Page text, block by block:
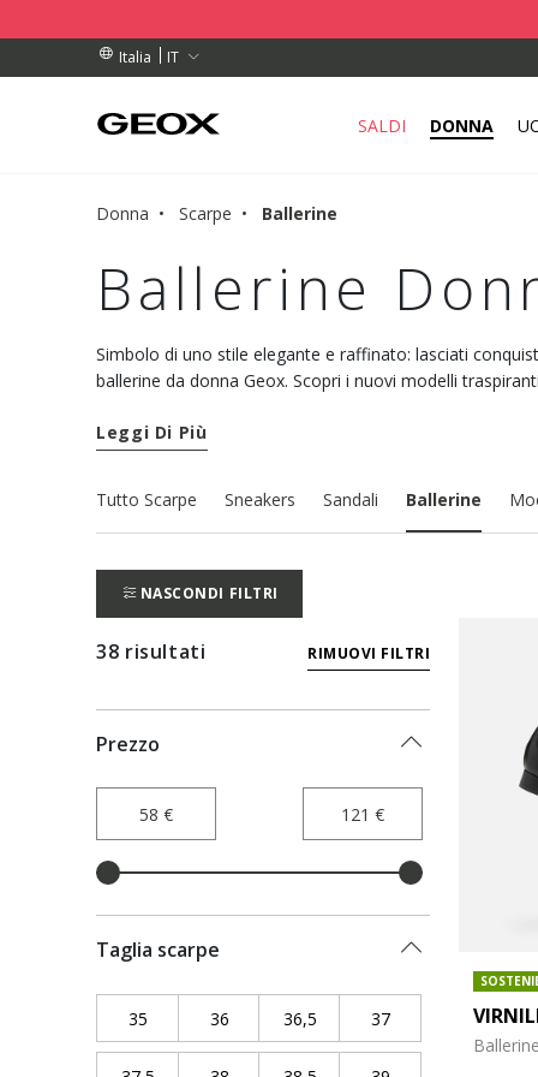
Italia
IT
SUPERIORI A 99,00 €
SUPERIORI A 99,00 €
SALDI DONNA
Donna Scarpe Ballerine
Ballerine
Simbolo di uno stile elegante e raffinato: lasciati
ballerine da donna Geox. Scopri i nuovi modelli
Leggi Di Più
Tutto Scarpe Sneakers Sandali Ballerine
NASCONDI FILTRI
38 risultati RIMUOVI FILTRI
Prezzo
Taglia scarpe
35 Filtra per Taglia scarpe: 35
36 Filtra per Taglia scarpe: 36
36,5 Filtra per Taglia scarpe: 36,5
37Filtra per Taglia